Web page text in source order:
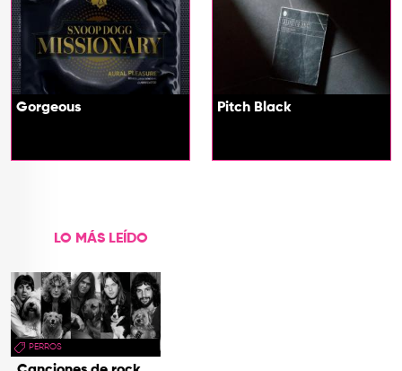
Gorgeous Pitch Black
LO MÁS LEÍDO
PERROS